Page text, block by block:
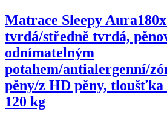
Matrace Sleepy Aura
tvrdá/středně tvrdá,
odnímatelným
potahem/antialergenní/
pěny/z HD pěny, tloušťka
120 kg